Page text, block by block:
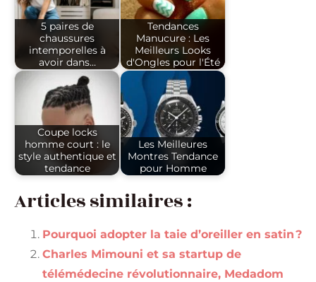
5 paires de
chaussures
intemporelles à
avoir dans…
Tendances
Manucure : Les
Meilleurs Looks
d'Ongles pour l'Été
Coupe locks
homme court : le
style authentique et
tendance
Les Meilleures
Montres Tendance
pour Homme
Articles similaires :
Pourquoi adopter la taie d’oreiller en satin ?
Charles Mimouni et sa startup de
télémédecine révolutionnaire, Medadom